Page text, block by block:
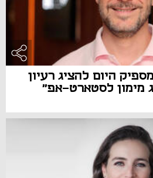
היום להציג רעיון
מימון לסטארט-אפ"